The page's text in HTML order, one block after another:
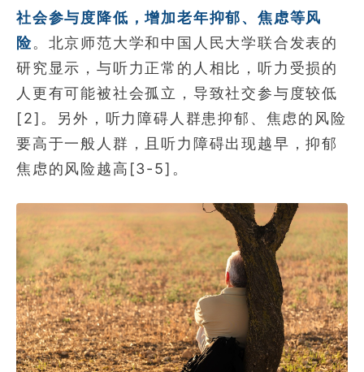
社会参与度降低，增加老年抑郁、焦虑等风
险。北京师范大学和中国人民大学联合发表的
研究显示，与听力正常的人相比，听力受损的
人更有可能被社会孤立，导致社交参与度较低
[2]。另外，听力障碍人群患抑郁、焦虑的风险
要高于一般人群，且听力障碍出现越早，抑郁
焦虑的风险越高[3-5]。